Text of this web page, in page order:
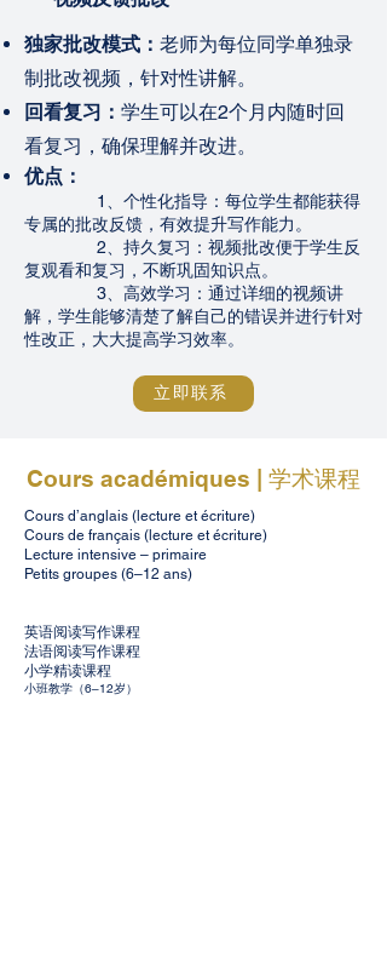
独家批改模式： 老师为每位同学单独录
制批改视频，针对性讲解。
回看复习： 学生可以在2个月内随时回
看复习，确保理解并改进。
优点：
1、个性化指导：每位学生都能获得
专属的批改反馈，有效提升写作能力。
2、持久复习：视频批改便于学生反
复观看和复习，不断巩固知识点。
3、高效学习：通过详细的视频讲
解，学生能够清楚了解自己的错误并进行针对
性改正，大大提高学习效率。
立即联系
​我们的故事
我们的故事
Best STEM 的创立源于一个简单的想法：为孩子
小班制语言与学术课程（英语与法语），
STEM 编程与机器人课程（Scratch、Python、
LEGO 机器人），
Cours académiques | 学术课程
Cours d’anglais (lecture et écriture)
Cours de français (lecture et écriture)
Lecture intensive – primaire
Petits groupes (6–12 ans)
英语阅读写作课程
法语阅读写作课程
小学精读课程
小班教学（6–12岁）